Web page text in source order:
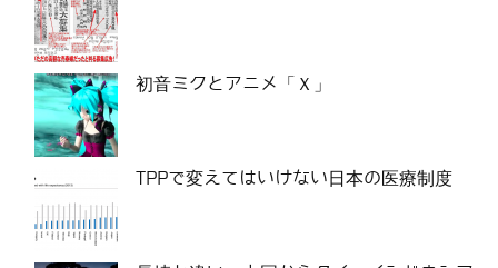
初音ミクとアニメ「Ｘ」
TPPで変えてはいけない日本の医療制度